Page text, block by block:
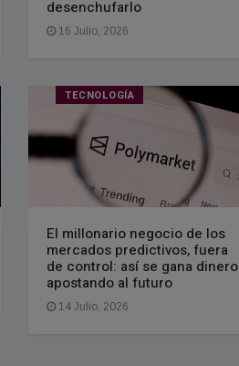
desenchufarlo
16 Julio, 2026
TECNOLOGÍA
El millonario negocio de los
mercados predictivos, fuera
de control: así se gana dinero
apostando al futuro
14 Julio, 2026